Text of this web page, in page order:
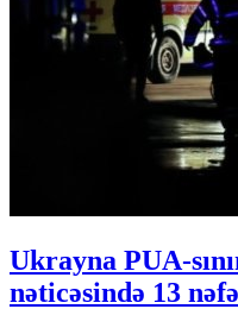
Ukrayna PUA-
nəticəsində 13